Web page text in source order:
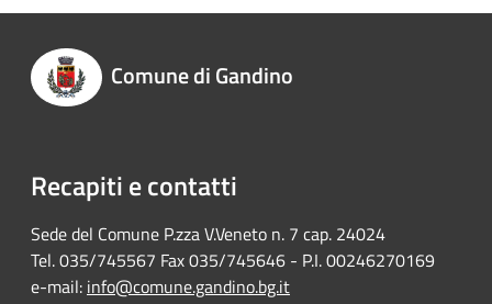
Comune di Gandino
Recapiti e contatti
Sede del Comune P.zza V.Veneto n. 7 cap. 24024
Tel. 035/745567 Fax 035/745646 - P.I. 00246270169
e-mail: info@comune.gandino.bg.it